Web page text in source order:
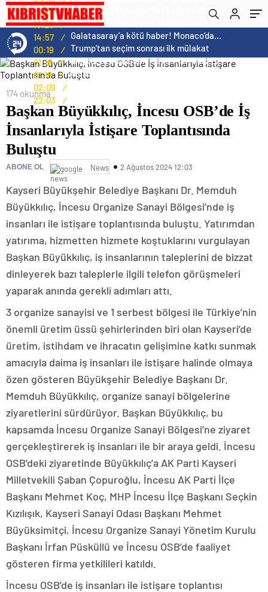
15:21
/
Norweç silahlı kuvvetleri kadınlardan oluşan özel kuvvetler eğitimlerini başlattı.
15:20
/
Cristiano Ronaldo’nun akıllara zarar tüm kariyerinin istatistiğini çıkardık !
14:57
/
Galatasaray’a kötü haber! Monaco’dan flaş Onyekuru kararı.
00:19
/
Trump’tan seçim sonrası ilk mülakat
01:16
/
Avusturya başbakanı Sebastian Kurz ile ilgili bilinmeyenler
01:16
/
02:09
/
22:03
/
Buluştu
174 okunma
Başkan Büyükkılıç, İncesu OSB’de İş
İnsanlarıyla İstişare Toplantısında
Buluştu
ABONE OL News 2 Ağustos 2024 12:03
Kayseri Büyükşehir Belediye Başkanı Dr. Memduh
Büyükkılıç, İncesu Organize Sanayi Bölgesi’nde iş
insanları ile istişare toplantısında buluştu. Yatırımdan
yatırıma, hizmetten hizmete koştuklarını vurgulayan
Başkan Büyükkılıç, iş insanlarının taleplerini de bizzat
dinleyerek bazı taleplerle ilgili telefon görüşmeleri
yaparak anında gerekli adımları attı.
3 organize sanayisi ve 1 serbest bölgesi ile Türkiye’nin
önemli üretim üssü şehirlerinden biri olan Kayseri’de
üretim, istihdam ve ihracatın gelişimine katkı sunmak
amacıyla daima iş insanları ile istişare halinde olmaya
özen gösteren Büyükşehir Belediye Başkanı Dr.
Memduh Büyükkılıç, organize sanayi bölgelerine
ziyaretlerini sürdürüyor. Başkan Büyükkılıç, bu
kapsamda İncesu Organize Sanayi Bölgesi’ne ziyaret
gerçekleştirerek iş insanları ile bir araya geldi. İncesu
OSB’deki ziyaretinde Büyükkılıç’a AK Parti Kayseri
Milletvekili Şaban Çopuroğlu, İncesu AK Parti İlçe
Başkanı Mehmet Koç, MHP İncesu İlçe Başkanı Seçkin
Kızılışık, Kayseri Sanayi Odası Başkanı Mehmet
Büyüksimitçi, İncesu Organize Sanayi Yönetim Kurulu
Başkanı İrfan Püsküllü ve İncesu OSB’de faaliyet
gösteren firma yetkilileri katıldı.
İncesu OSB’de iş insanları ile istişare toplantısı